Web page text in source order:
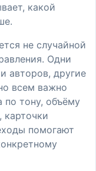
какой
не случайной
Одни
авторов, другие
всем важно
по тону, объёму
помогают